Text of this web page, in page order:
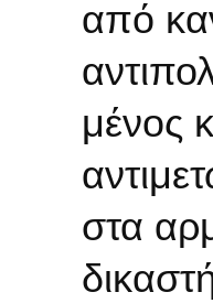
από
μένος
στα